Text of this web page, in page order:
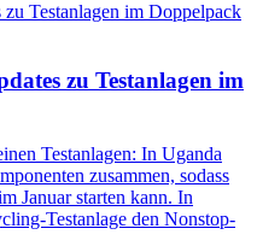
zu Testanlagen im
Testanlagen: In Uganda
zusammen, sodass
Januar starten kann. In
Testanlage den Nonstop-